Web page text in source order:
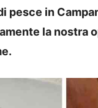
pesce in
la nostra